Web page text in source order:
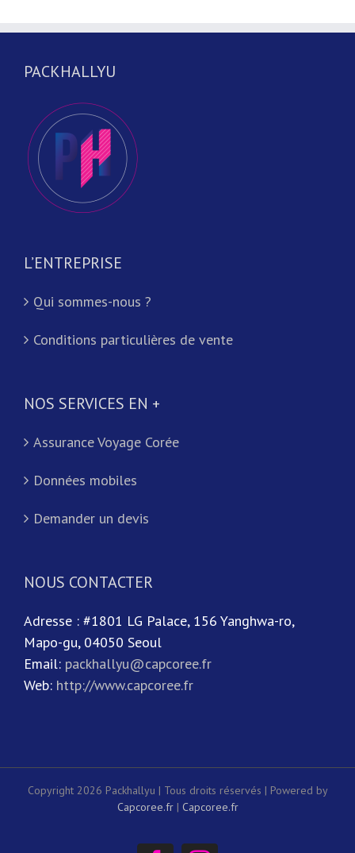
PACKHALLYU
L’ENTREPRISE
Qui sommes-nous ?
Conditions particulières de vente
NOS SERVICES EN +
Assurance Voyage Corée
Données mobiles
Demander un devis
NOUS CONTACTER
Adresse : #1801 LG Palace, 156 Yanghwa-ro,
Mapo-gu, 04050 Seoul
Email: packhallyu@capcoree.fr
Web: http://www.capcoree.fr
Copyright 2026 Packhallyu | Tous droits réservés | Powered by
Capcoree.fr| Capcoree.fr